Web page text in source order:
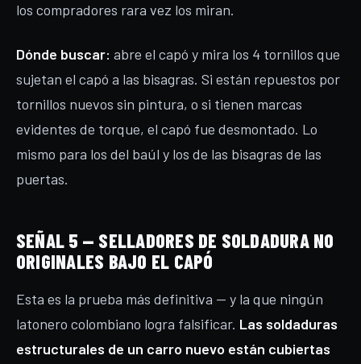
los compradores rara vez los miran.
Dónde buscar: abre el capó y mira los 4 tornillos que
sujetan el capó a las bisagras. Si están repuestos por
tornillos nuevos sin pintura, o si tienen marcas
evidentes de torque, el capó fue desmontado. Lo
mismo para los del baúl y los de las bisagras de las
puertas.
SEÑAL 5 — SELLADORES DE SOLDADURA NO
ORIGINALES BAJO EL CAPÓ
Esta es la prueba más definitiva — y la que ningún
latonero colombiano logra falsificar. Las soldaduras
estructurales de un carro nuevo están cubiertas